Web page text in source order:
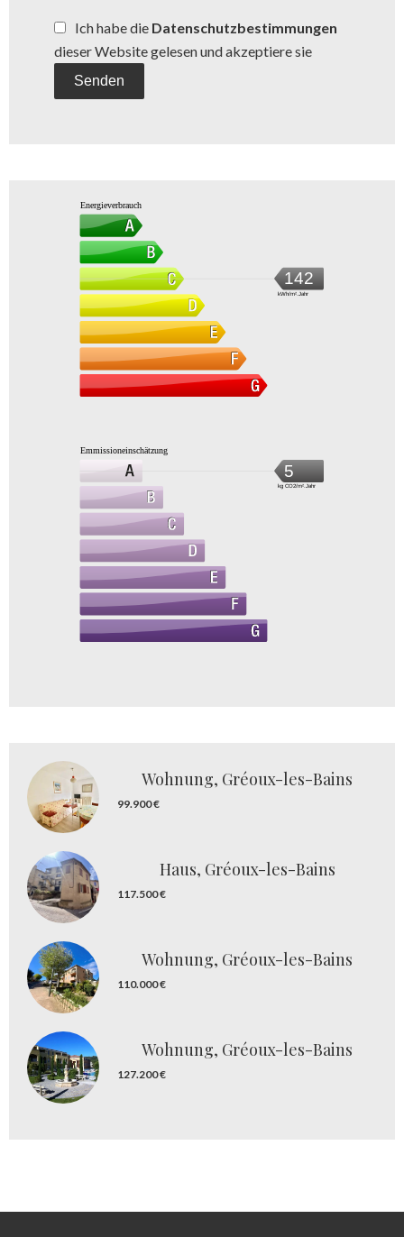
Ich habe die Datenschutzbestimmungen
dieser Website gelesen und akzeptiere sie
Senden
Energieverbrauch
142
kWh/m².Jahr
Emmissioneinschätzung
5
kg CO2/m².Jahr
Wohnung, Gréoux-les-Bains
99.900 €
Haus, Gréoux-les-Bains
117.500 €
Wohnung, Gréoux-les-Bains
110.000 €
Wohnung, Gréoux-les-Bains
127.200 €